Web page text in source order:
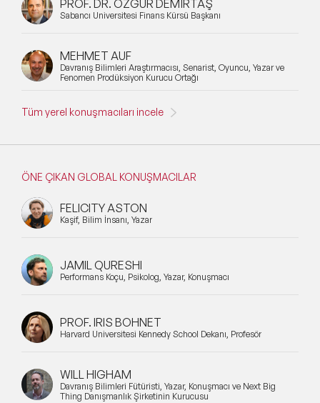
PROF. DR. ÖZGÜR DEMİRTAŞ
Sabancı Üniversitesi Finans Kürsü Başkanı
MEHMET AUF
Davranış Bilimleri Araştırmacısı, Senarist, Oyuncu, Yazar ve
Fenomen Prodüksiyon Kurucu Ortağı
Tüm yerel konuşmacıları incele
ÖNE ÇIKAN GLOBAL KONUŞMACILAR
FELICITY ASTON
Kaşif, Bilim İnsanı, Yazar
JAMIL QURESHI
Performans Koçu, Psikolog, Yazar, Konuşmacı
PROF. IRIS BOHNET
Harvard Üniversitesi Kennedy School Dekanı, Profesör
WILL HIGHAM
Davranış Bilimleri Fütüristi, Yazar, Konuşmacı ve Next Big
Thing Danışmanlık Şirketinin Kurucusu